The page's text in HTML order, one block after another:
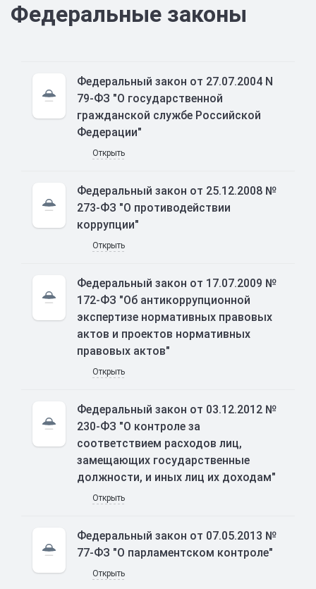
Федеральные законы
Федеральный закон от 27.07.2004 N
79-ФЗ "О государственной
гражданской службе Российской
Федерации"
Открыть
Федеральный закон от 25.12.2008 №
273-ФЗ "О противодействии
коррупции"
Открыть
Федеральный закон от 17.07.2009 №
172-ФЗ "Об антикоррупционной
экспертизе нормативных правовых
актов и проектов нормативных
правовых актов"
Открыть
Федеральный закон от 03.12.2012 №
230-ФЗ "О контроле за
соответствием расходов лиц,
замещающих государственные
должности, и иных лиц их доходам"
Открыть
Федеральный закон от 07.05.2013 №
77-ФЗ "О парламентском контроле"
Открыть